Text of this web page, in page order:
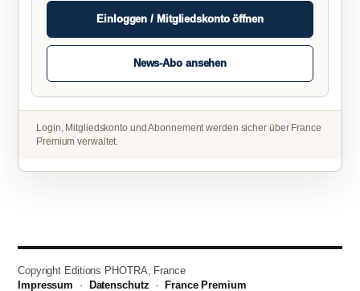
Einloggen / Mitgliedskonto öffnen
News-Abo ansehen
Login, Mitgliedskonto und Abonnement werden sicher über France
Premium verwaltet.
Copyright Editions PHOTRA, France
Impressum · Datenschutz · France Premium